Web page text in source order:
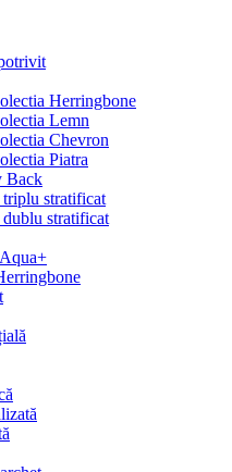
Herringbone
Lemn
Chevron
Piatra
Back
stratificat
stratificat